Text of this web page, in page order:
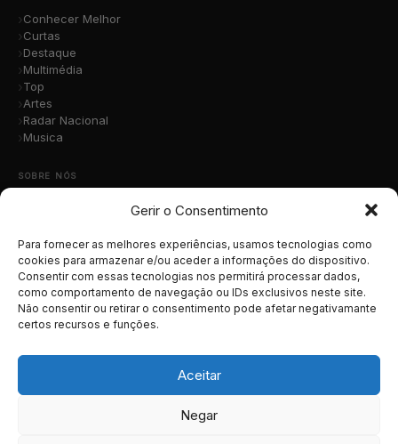
Gerir o Consentimento
Para fornecer as melhores experiências, usamos tecnologias como
cookies para armazenar e/ou aceder a informações do dispositivo.
Consentir com essas tecnologias nos permitirá processar dados,
como comportamento de navegação ou IDs exclusivos neste site.
Não consentir ou retirar o consentimento pode afetar negativamante
certos recursos e funções.
Aceitar
Negar
Conhecer Melhor
Curtas
Destaque
Multimédia
Top
Artes
Radar Nacional
Musica
SOBRE NÓS
Contacto
Submete a Tua Música
Publicidade
Apoiar o Projeto
Política de Privacidade